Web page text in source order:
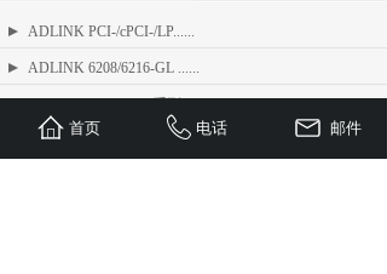
ADLINK PCI-/cPCI-/LP......
ADLINK 6208/6216-GL ......
ADLINK Angelo RTV 系列......
首页 电话 邮件